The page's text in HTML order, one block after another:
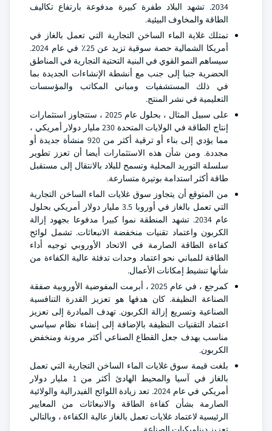
2034. تشهد البلاد طفرة كبيرة مدفوعة بارتفاع تكاليف
الطاقة والمخاوف البيئية.
تمتلك غلاية الماء الساخن التجارية التي تعمل بالغاز في
أمريكا الشمالية حصة سوقية تزيد عن 25٪ في عام 2024.
سيساهم النمو القوي في البنية التحتية التجارية في المناطق
الحضرية جنبا إلى جنب مع أنشطة الإنشاءات الجديدة بما
في ذلك المستشفيات ومباني المكاتب والمؤسسات
التعليمية في نشر المنتج.
على سبيل المثال ، بحلول عام 2025 ، ستتجاوز استثمارات
إنتاج الطاقة في الولايات المتحدة 230 مليار دولار أمريكي ،
مما يؤدي إلى بناء أو ترقية أكثر من 920 منشأة جديدة أو
مجددة. ومن شأن هذه الاستثمارات أيضا أن تعزز تطوير
سلسلة التوريد المحلية وتسمح للبلاد بالانتقال إلى مستقبل
طاقة أكثر استدامة بوتيرة متسارعة.
من المتوقع أن يتجاوز سوق غلايات الماء الساخن التجارية
التي تعمل بالغاز في أوروبا 3.5 مليار دولار أمريكي بحلول
عام 2034. تشهد المنطقة نموا كبيرا مدفوعا بجهود إزالة
الكربون واعتماد تقنيات منخفضة الانبعاثات. تشمل لوائح
كفاءة الطاقة الصارمة في الاتحاد الأوروبي توجيه أداء
الطاقة للمباني نحو اعتماد وحدات تدفئة عالية الكفاءة من
شأنها تنشيط إمكانات الأعمال.
كمرجع ، في عام 2025 ، أبرمت المفوضية الأوروبية صفقة
الصناعة النظيفة. كان هدفها هو تعزيز القدرة التنافسية
الصناعية وتسريع إزالة الكربون. تهدف المبادرة إلى تعزيز
اعتماد التقنيات النظيفة بالإضافة إلى إنشاء نظام سياسي
مناسب بهدف جعل القطاع الصناعي أكثر مرونة ومنخفض
الكربون.
بلغت قيمة سوق غلايات الماء الساخن التجارية التي تعمل
بالغاز في آسيا والمحيط الهادئ أكثر من 1 مليار دولار
أمريكي في عام 2024. تعد زيادة اللوائح الفيدرالية والولائية
الصارمة بشأن كفاءة الطاقة والانبعاثات من المعايير
الرئيسية لاعتماد غلايات تعمل بالغاز عالية الكفاءة ، وبالتالي